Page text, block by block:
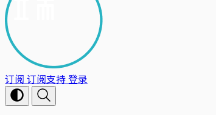
订阅 订阅支持登录